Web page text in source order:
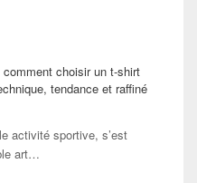
comment choisir un t-shirt
tendance et raffiné
activité sportive, s’est
art…